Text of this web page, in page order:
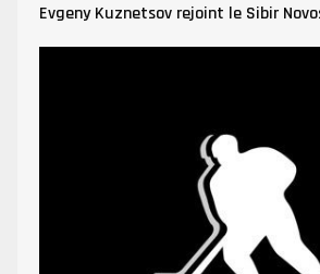
Evgeny Kuznetsov rejoint le Sibir